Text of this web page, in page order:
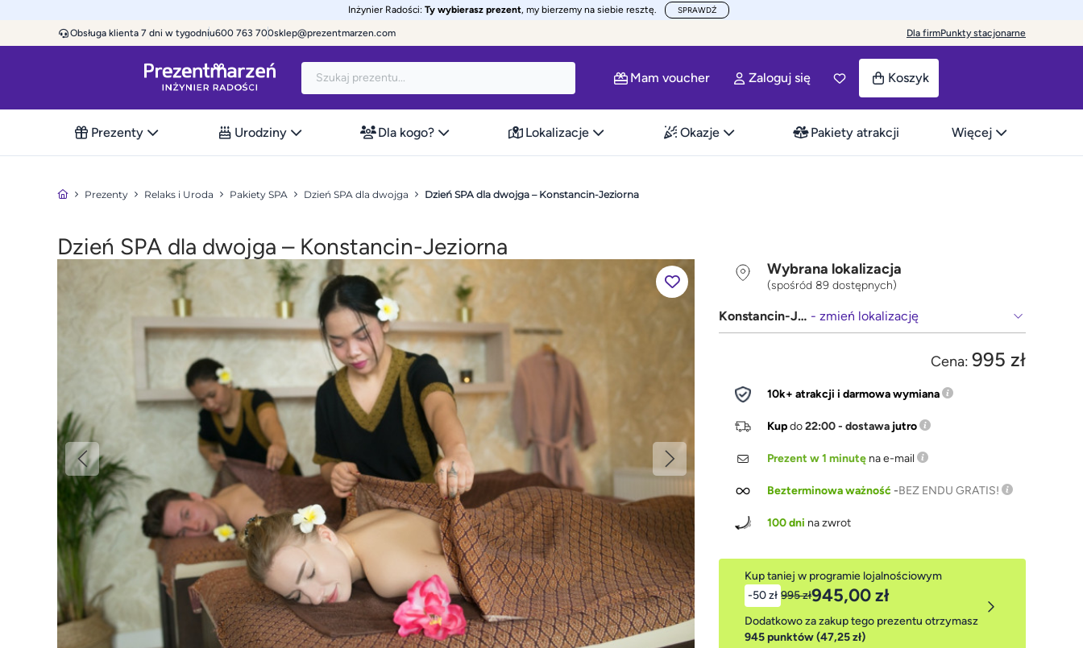
Inżynier Radości: Ty wybierasz prezent, my bierzemy na siebie resztę. SPRAWDŹ
Obsługa klienta 7 dni w tygodniu600 763 700sklep@prezentmarzen.com Dla firmPunkty stacjonarne
Mam voucher Zaloguj się Koszyk
Prezenty Urodziny Dla kogo? Lokalizacje Okazje Pakiety atrakcji Więcej
Prezenty Relaks i Uroda Pakiety SPA Dzień SPA dla dwojga Dzień SPA dla dwojga – Konstancin-Jeziorna
Dzień SPA dla dwojga – Konstancin-Jeziorna
Wybrana lokalizacja
(spośród 89 dostępnych)
Konstancin-Jeziorna - zmień lokalizację
Cena: 995 zł
10k+ atrakcji i darmowa wymiana
Kupdo22:00 - dostawa jutro
Prezent w 1 minutę na e-mail
Bezterminowa ważność-BEZ ENDU GRATIS!
100 dni na zwrot
Kup taniej w programie lojalnościowym
-50 zł 995 zł945,00 zł
Dodatkowo za zakup tego prezentu otrzymasz
945 punktów (47,25 zł)